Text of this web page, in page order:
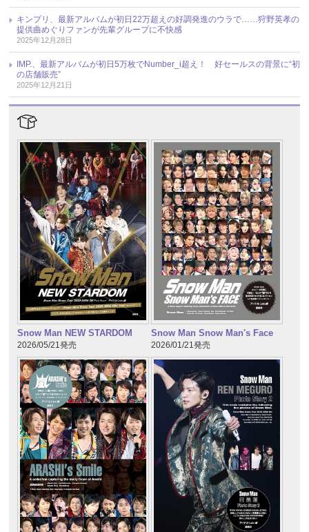
キンプリ、最新アルバムが初日22万超えの好調発進のウラで……狩野英孝の
提供曲めぐりファンが先輩グループに不快感
2025年12月28日
IMP.、最新アルバムが初日5万枚でNumber_i超え！ 好セールスの背景に“初
の店舗販売”
2025年12月21日
Snow Man NEW STARDOM
2026/05/21発売
Snow Man Snow Man's Face
2026/01/21発売